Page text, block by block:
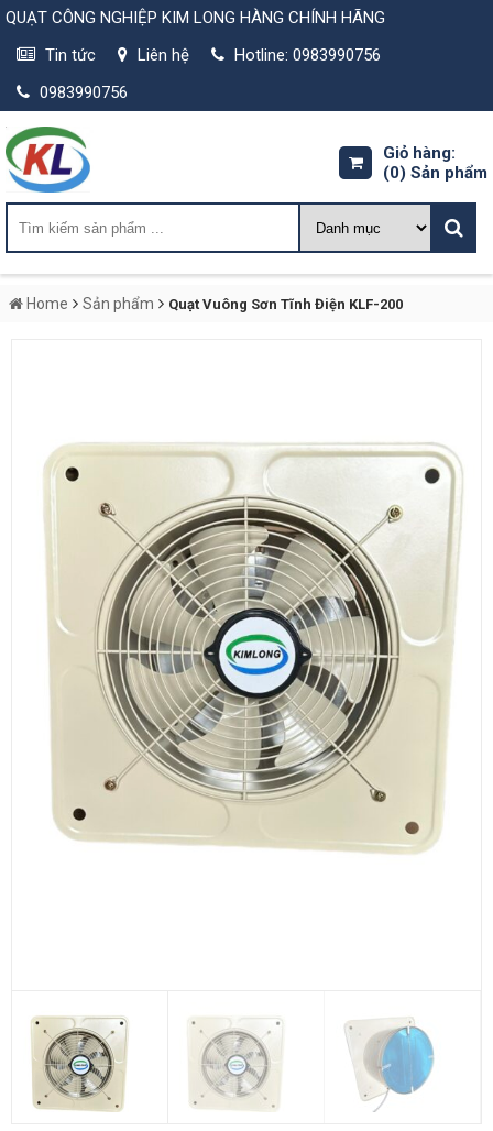
QUẠT CÔNG NGHIỆP KIM LONG HÀNG CHÍNH HÃNG
Tin tức
Liên hệ
Hotline: 0983990756
0983990756
Giỏ hàng:
(0) Sản phẩm
Home Sản phẩm Quạt Vuông Sơn Tĩnh Điện KLF-200